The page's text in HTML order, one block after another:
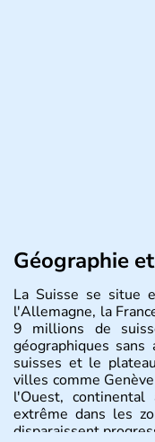
Géographie
La Suisse se situe
l'Allemagne, la
9 millions de
géographiques
suisses et le
villes comme
l'Ouest,
extrême dans les
disparaissent